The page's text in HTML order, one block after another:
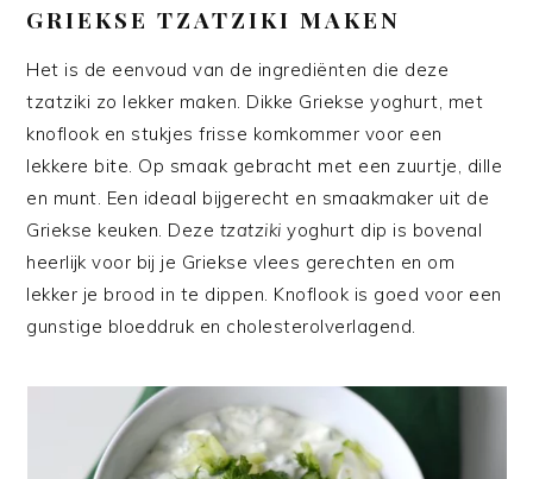
GRIEKSE TZATZIKI MAKEN
Het is de eenvoud van de ingrediënten die deze
tzatziki zo lekker maken. Dikke Griekse yoghurt, met
knoflook en stukjes frisse komkommer voor een
lekkere bite. Op smaak gebracht met een zuurtje, dille
en munt. Een ideaal bijgerecht en smaakmaker uit de
Griekse keuken. Deze tzatzikiyoghurt dip is bovenal
heerlijk voor bij je Griekse vlees gerechten en om
lekker je brood in te dippen. Knoflook is goed voor een
gunstige bloeddruk en cholesterolverlagend.